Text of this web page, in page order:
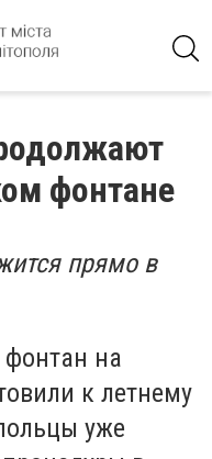
фонтане
прямо в
фонтан на
к летнему
уже